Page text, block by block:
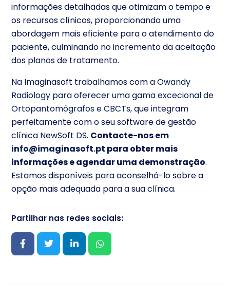
informações detalhadas que otimizam o tempo e
os recursos clínicos, proporcionando uma
abordagem mais eficiente para o atendimento do
paciente, culminando no incremento da aceitação
dos planos de tratamento.
Na Imaginasoft trabalhamos com aOwandy
Radiology para oferecer uma gama excecional de
Ortopantomógrafos e CBCTs, que integram
perfeitamente com o seu software de gestão
clínica NewSoft DS. Contacte-nos em
info@imaginasoft.pt para obter mais
informações e agendar uma demonstração.
Estamos disponíveis para aconselhá-lo sobre a
opção mais adequada para a sua clínica.
Partilhar nas redes sociais: